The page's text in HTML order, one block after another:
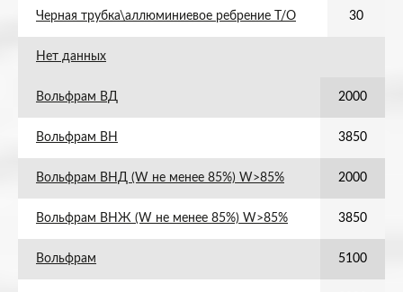
Черная трубка\аллюминиевое ребрение Т/О 30
Нет данных
Вольфрам ВД 2000
Вольфрам ВН 3850
Вольфрам ВНД (W не менее 85%) W>85% 2000
Вольфрам ВНЖ (W не менее 85%) W>85% 3850
Вольфрам 5100